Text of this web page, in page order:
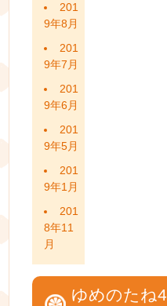
201
9年8月
201
9年7月
201
9年6月
201
9年5月
201
9年1月
201
8年11
月
ゆめのたね4